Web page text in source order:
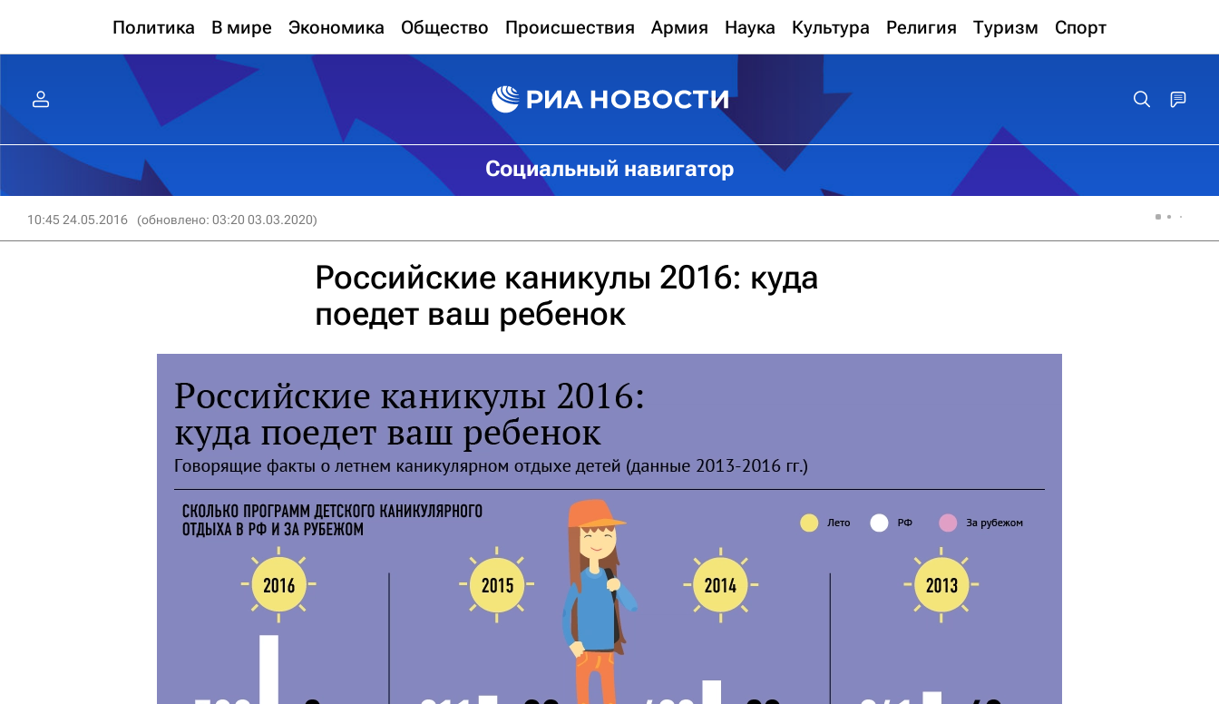
Политика В мире Экономика Общество Происшествия Армия Наука Культура Религия Туризм Спорт
Социальный навигатор
10:45 24.05.2016 (обновлено: 03:20 03.03.2020)
Российские каникулы 2016: куда
поедет ваш ребенок